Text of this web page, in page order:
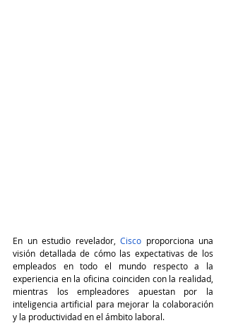
En un estudio revelador, Cisco proporciona una
visión detallada de cómo las expectativas de los
empleados en todo el mundo respecto a la
experiencia en la oficina coinciden con la realidad,
mientras los empleadores apuestan por la
inteligencia artificial para mejorar la colaboración
y la productividad en el ámbito laboral.